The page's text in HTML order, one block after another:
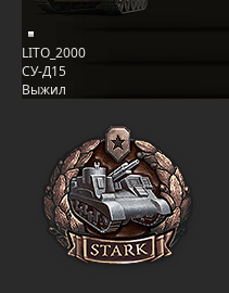
LITO_2000
СУ-Д15
Выжил